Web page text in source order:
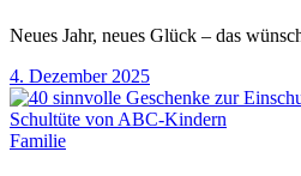
Neues Jahr, neues Glück – das
4. Dezember 2025
Familie